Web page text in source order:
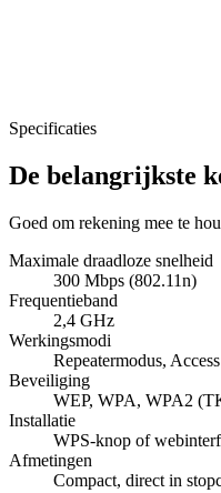
Specificaties
De belangrijkste
Goed om rekening mee te
Maximale draadloze snelheid
300 Mbps (802.11n)
Frequentieband
2,4 GHz
Werkingsmodi
Repeatermodus,
Beveiliging
WEP, WPA, WPA2
Installatie
WPS-knop of
Afmetingen
Compact, direct in